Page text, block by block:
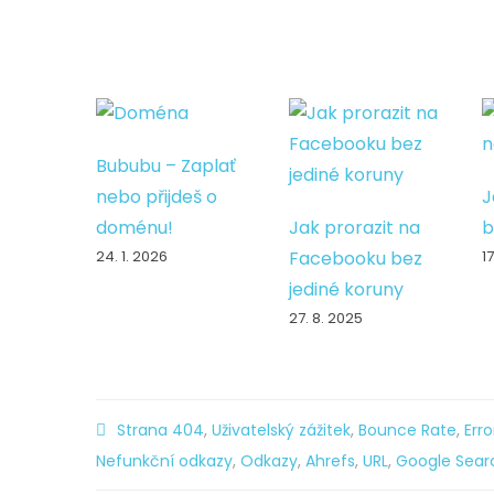
Bububu – Zaplať
nebo přijdeš o
doménu!
24. 1. 2026
Jak prorazit na
Facebooku bez
jediné koruny
27. 8. 2025
Strana 404, Uživatelský zážitek, Bounce Rate,
Nefunkční odkazy, Odkazy, Ahrefs, URL, Google